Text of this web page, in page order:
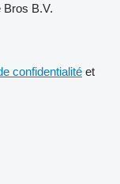
Bros B.V.
confidentialité et